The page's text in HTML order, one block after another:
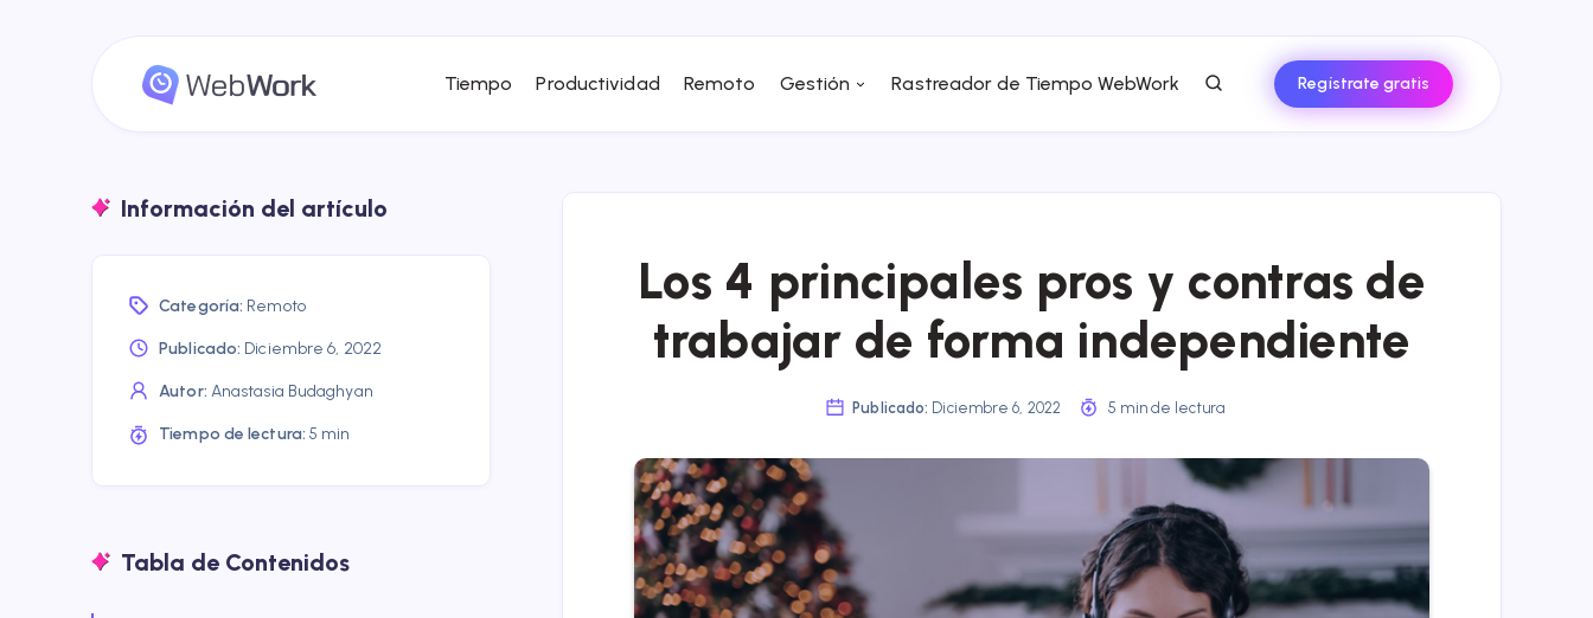
Tiempo Productividad Remoto Gestión Rastreador de Tiempo WebWork Regístrate gratis
Los 4 principales pros y contras de
trabajar de forma independiente
Publicado: Diciembre 6, 2022 5 min de lectura
Información del artículo
Categoría: Remoto
Publicado: Diciembre 6, 2022
Autor: Anastasia Budaghyan
Tiempo de lectura: 5 min
Tabla de Contenidos